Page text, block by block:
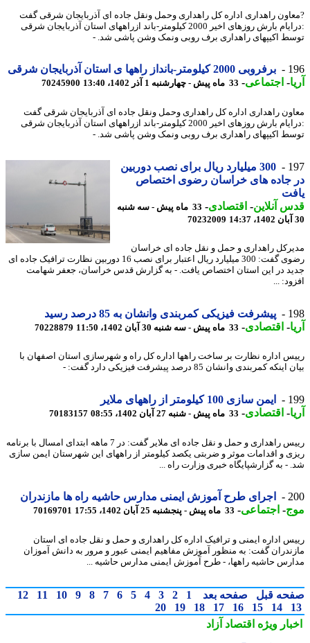
راهداری اداره کل راهداری وحمل ونقل جاده ای آذربایجان شرقی گفت
:درایام بارش روزهای اخیر 2000 کیلومتر-باند ازراههای استان آذربایجان شرقی
اکیپهای راهداری برف روبی ونمک وشن پاشی شد. -
برفروبی 2000 کیلومتر-بانداز راهها ی استان آذربایجان شرقی
-اجتماعی-33 ماه پیش - چهارشنبه 1 آذر 1402، 13:40 70245900
راهداری اداره کل راهداری وحمل ونقل جاده ای آذربایجان شرقی گفت
:درایام بارش روزهای اخیر 2000 کیلومتر-باند ازراههای استان آذربایجان شرقی
اکیپهای راهداری برف روبی ونمک وشن پاشی شد. -
300 میلیارد ریال برای نصب دوربین
جاده های خراسان رضوی اختصاص
آنلاین-اقتصادی-
33 ماه پیش - سه شنبه
70232009
راهداری و حمل و نقل جاده ای خراسان
رضوی گفت: 300 میلیارد ریال اعتبار برای نصب 16 دوربین نظارت ترافیک جاده ای
در این استان اختصاص یافت. - به گزارش قدس خراسان، جعفر شهامت
...
پیشرفت فیزیکی کمربندی وانشان به 85 درصد رسید
-اقتصادی-33 ماه پیش - سه شنبه 30 آبان 1402، 11:50 70228879
اداره نظارت بر ساخت راهها اداره کل راه و شهرسازی استان اصفهان با
کمربندی وانشان 85 درصد پیشرفت فیزیکی دارد گفت: -
ایمن سازی 100 کیلومتر از راههای ملایر
-اقتصادی-33 ماه پیش - شنبه 27 آبان 1402، 08:55 70183157
رییس راهداری و حمل و نقل جاده ای ملایر گفت: در 7 ماهه ابتدای امسال با برنامه
و اقدامات موثر و ضربتی یکصد کیلومتر از راههای این شهرستان ایمن سازی
- به گزارشپایگاه خبری وزارت راه ...
اجرای طرح آموزش ایمنی مدارس حاشیه راه ها مازندران
-اجتماعی-33 ماه پیش - پنجشنبه 25 آبان 1402، 17:55 70169701
اداره ایمنی و ترافیک اداره کل راهداری و حمل و نقل جاده ای استان
گفت: به منظور آموزش مفاهیم ایمنی عبور و مرور به دانش آموزان
حاشیه راهها، - طرح آموزش ایمنی مدارس حاشیه ...
قبل صفحه بعد 1
2
3
4
5
6
7
8
9
10
11
12
14
15
16
17
18
19
20
ویژهاقتصاد آزاد